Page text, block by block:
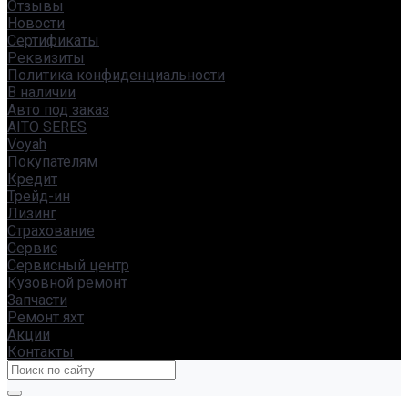
Отзывы
Новости
Сертификаты
Реквизиты
Политика конфиденциальности
В наличии
Авто под заказ
AITO SERES
Voyah
Покупателям
Кредит
Трейд-ин
Лизинг
Страхование
Сервис
Сервисный центр
Кузовной ремонт
Запчасти
Ремонт яхт
Акции
Контакты